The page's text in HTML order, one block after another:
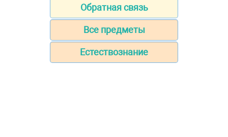
Обратная связь
Все предметы
Естествознание